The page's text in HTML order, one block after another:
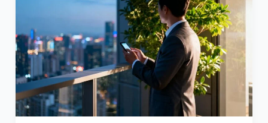
enquête
:
guide
pratique
et
conseils